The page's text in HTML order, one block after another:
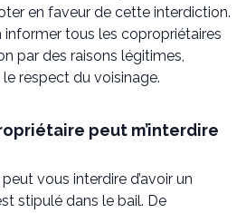
en faveur de cette interdiction.
informer tous les copropriétaires
par des raisons légitimes,
respect du voisinage.
peut m’interdire
vous interdire d’avoir un
stipulé dans le bail. De